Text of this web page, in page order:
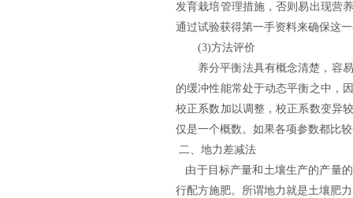
发育栽培管理措施，否则易出现营
通过试验获得第一手资料来确保这
(3)方法评价
养分平衡法具有概念清楚，容
的缓冲性能常处于动态平衡之中，
校正系数加 以调整，校正系数变异
仅是一个概数。如果各项参数都比
二、 地力差减法
由于目标产量和土壤生产的产量
行配方施肥。所谓地力就是土壤肥